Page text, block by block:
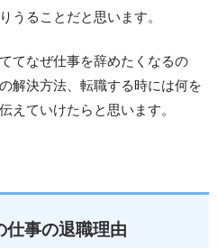
うることだと思います。
てなぜ仕事を辞めたくなるの
解決方法、転職する時には何を
えていけたらと思います。
仕事の退職理由